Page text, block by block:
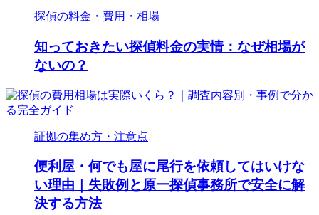
探偵の料金・費用・相場
知っておきたい探偵料金の実情：なぜ相場が
ないの？
証拠の集め方・注意点
便利屋・何でも屋に尾行を依頼してはいけな
い理由｜失敗例と原一探偵事務所で安全に解
決する方法